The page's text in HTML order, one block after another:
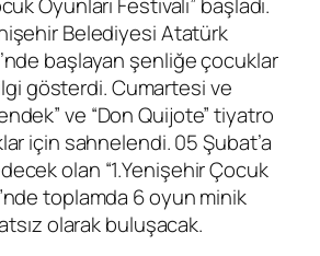
Belediyesi Atatürk
başlayan şenliğe çocuklar
gösterdi. Cumartesi ve
ve “Don Quijote” tiyatro
için sahnelendi. 05 Şubat’a
olan “1.Yenişehir Çocuk
toplamda 6 oyun minik
olarak buluşacak.